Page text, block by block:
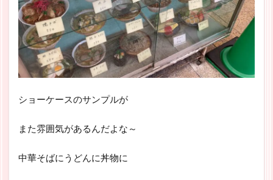
ショーケースのサンプルが
また雰囲気があるんだよな～
中華そばにうどんに丼物に